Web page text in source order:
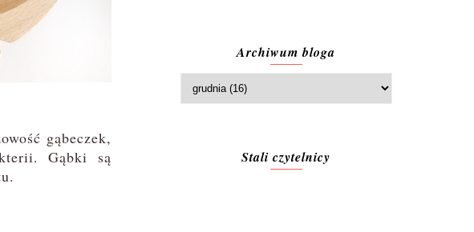
gąbeczek,
Gąbki są
Archiwum bloga
Stali czytelnicy